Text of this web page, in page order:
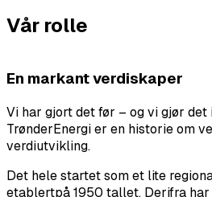
Vår rolle
En markant verdiskaper
Vi har gjort det før – og vi gjør det
TrønderEnergi er en historie om
verdiutvikling.
Det hele startet som et lite
etablertpå 1950 tallet. Derifra